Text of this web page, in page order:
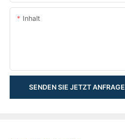
Inhalt
SENDEN SIE JETZT ANFRAGE